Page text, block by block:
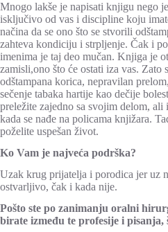
Mnogo lakše je napisati knjigu nego
isključivo od vas i discipline koju
načina da se ono što se stvorili
zahteva kondiciju i strpljenje. Čak i
imenima je taj deo mučan. Knjiga je
zamisli,ono što će ostati iza vas. Zato
odštampana korica, nepravilan
sečenje tabaka hartije kao dečije
preležite zajedno sa svojim delom, ali
kada se nađe na policama knjižara.
poželite uspešan život.
Ko Vam je najveća podrška?
Uzak krug prijatelja i porodica jer uz
ostvarljivo, čak i kada nije.
Pošto ste po zanimanju oralni
birate između te profesije i pisanja,